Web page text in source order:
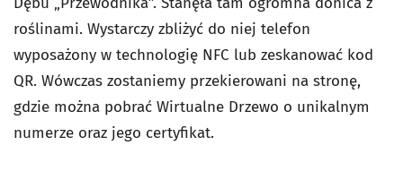
roślinami. Wystarczy zbliżyć do niej telefon
wyposażony w technologię NFC lub zeskanować kod
QR. Wówczas zostaniemy przekierowani na stronę,
gdzie można pobrać Wirtualne Drzewo o unikalnym
numerze oraz jego certyfikat.